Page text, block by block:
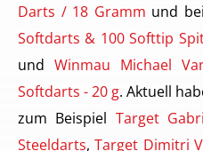
Darts / 18 Gramm und
Softdarts & 100 Softtip
und Winmau Michael
Softdarts - 20 g. Aktuell
zum Beispiel Target
Steeldarts,Target Dimitri